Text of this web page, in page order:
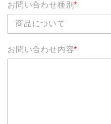
お問い合わせ種別*
お問い合わせ内容*